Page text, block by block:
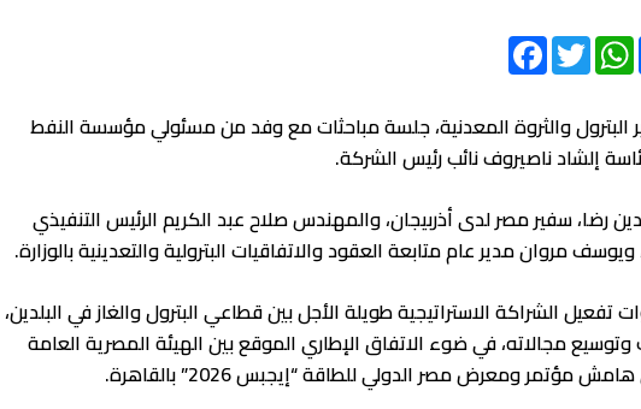
FacebookTwitter
WhatsApp
والثروة المعدنية، جلسة مباحثات مع وفد من مسئولي مؤسسة النفط
إلشاد ناصيروف نائب رئيس الشركة.
رضا، سفير مصر لدى أذربيجان، والمهندس صلاح عبد الكريم الرئيس التنفيذي
مروان مدير عام متابعة العقود والاتفاقيات البترولية والتعدينية بالوزارة.
تفعيل الشراكة الاستراتيجية طويلة الأجل بين قطاعي البترول والغاز في البلدين،
مجالاته، في ضوء الاتفاق الإطاري الموقع بين الهيئة المصرية العامة
ومعرض مصر الدولي للطاقة “إيجبس 2026” بالقاهرة.